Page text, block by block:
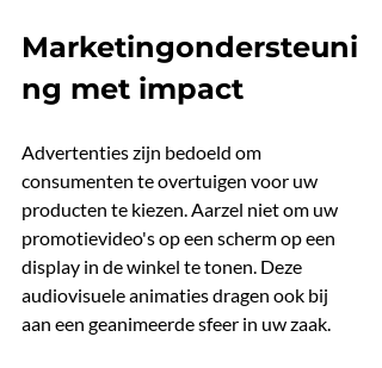
Marketingondersteuni
ng met impact
Advertenties zijn bedoeld om
consumenten te overtuigen voor uw
producten te kiezen. Aarzel niet om uw
promotievideo's op een scherm op een
display in de winkel te tonen. Deze
audiovisuele animaties dragen ook bij
aan een geanimeerde sfeer in uw zaak.